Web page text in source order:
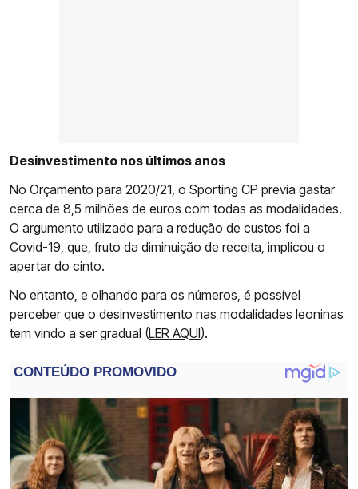
Desinvestimento nos últimos anos
No Orçamento para 2020/21, o Sporting CP previa gastar
cerca de 8,5 milhões de euros com todas as modalidades.
O argumento utilizado para a redução de custos foi a
Covid-19, que, fruto da diminuição de receita, implicou o
apertar do cinto.
No entanto, e olhando para os números, é possível
perceber que o desinvestimento nas modalidades leoninas
tem vindo a ser gradual (LER AQUI).